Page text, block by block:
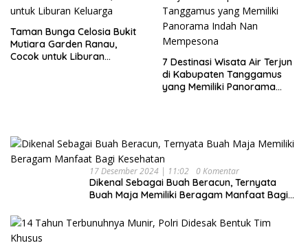
Taman Bunga Celosia Bukit
Mutiara Garden Ranau,
Cocok untuk Liburan
7 Destinasi Wisata Air Terjun
di Kabupaten Tanggamus
yang Memiliki Panorama
17 Desember 2024 | 11:02 0 Komentar
Dikenal Sebagai Buah Beracun, Ternyata
Buah Maja Memiliki Beragam Manfaat Bagi